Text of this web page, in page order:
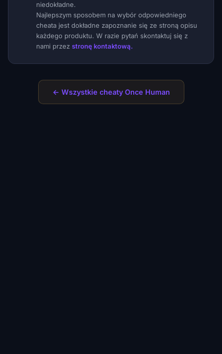
niedokładne.
Najlepszym sposobem na wybór odpowiedniego
cheata jest dokładne zapoznanie się ze stroną opisu
każdego produktu. W razie pytań skontaktuj się z
nami przez stronę kontaktową.
← Wszystkie cheaty Once Human